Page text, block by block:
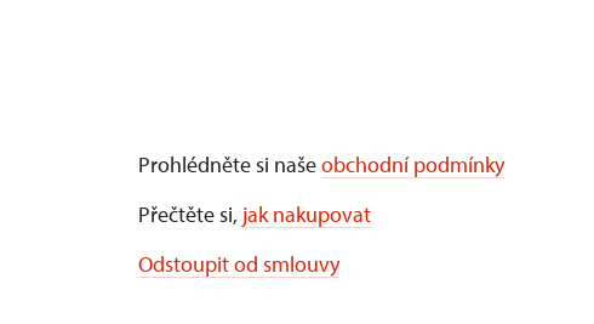
Prohlédněte si našeobchodní podmínky
Přečtěte si, jak nakupovat
Odstoupit od smlouvy